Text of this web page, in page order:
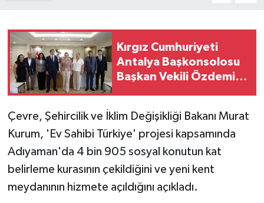
Kırgız Cumhuriyeti
Antalya Başkonsolosu
Başkan Vekili Özdemir'i
Çevre, Şehircilik ve İklim Değişikliği Bakanı Murat
Kurum, 'Ev Sahibi Türkiye' projesi kapsamında
Adıyaman'da 4 bin 905 sosyal konutun kat
belirleme kurasının çekildiğini ve yeni kent
meydanının hizmete açıldığını açıkladı.